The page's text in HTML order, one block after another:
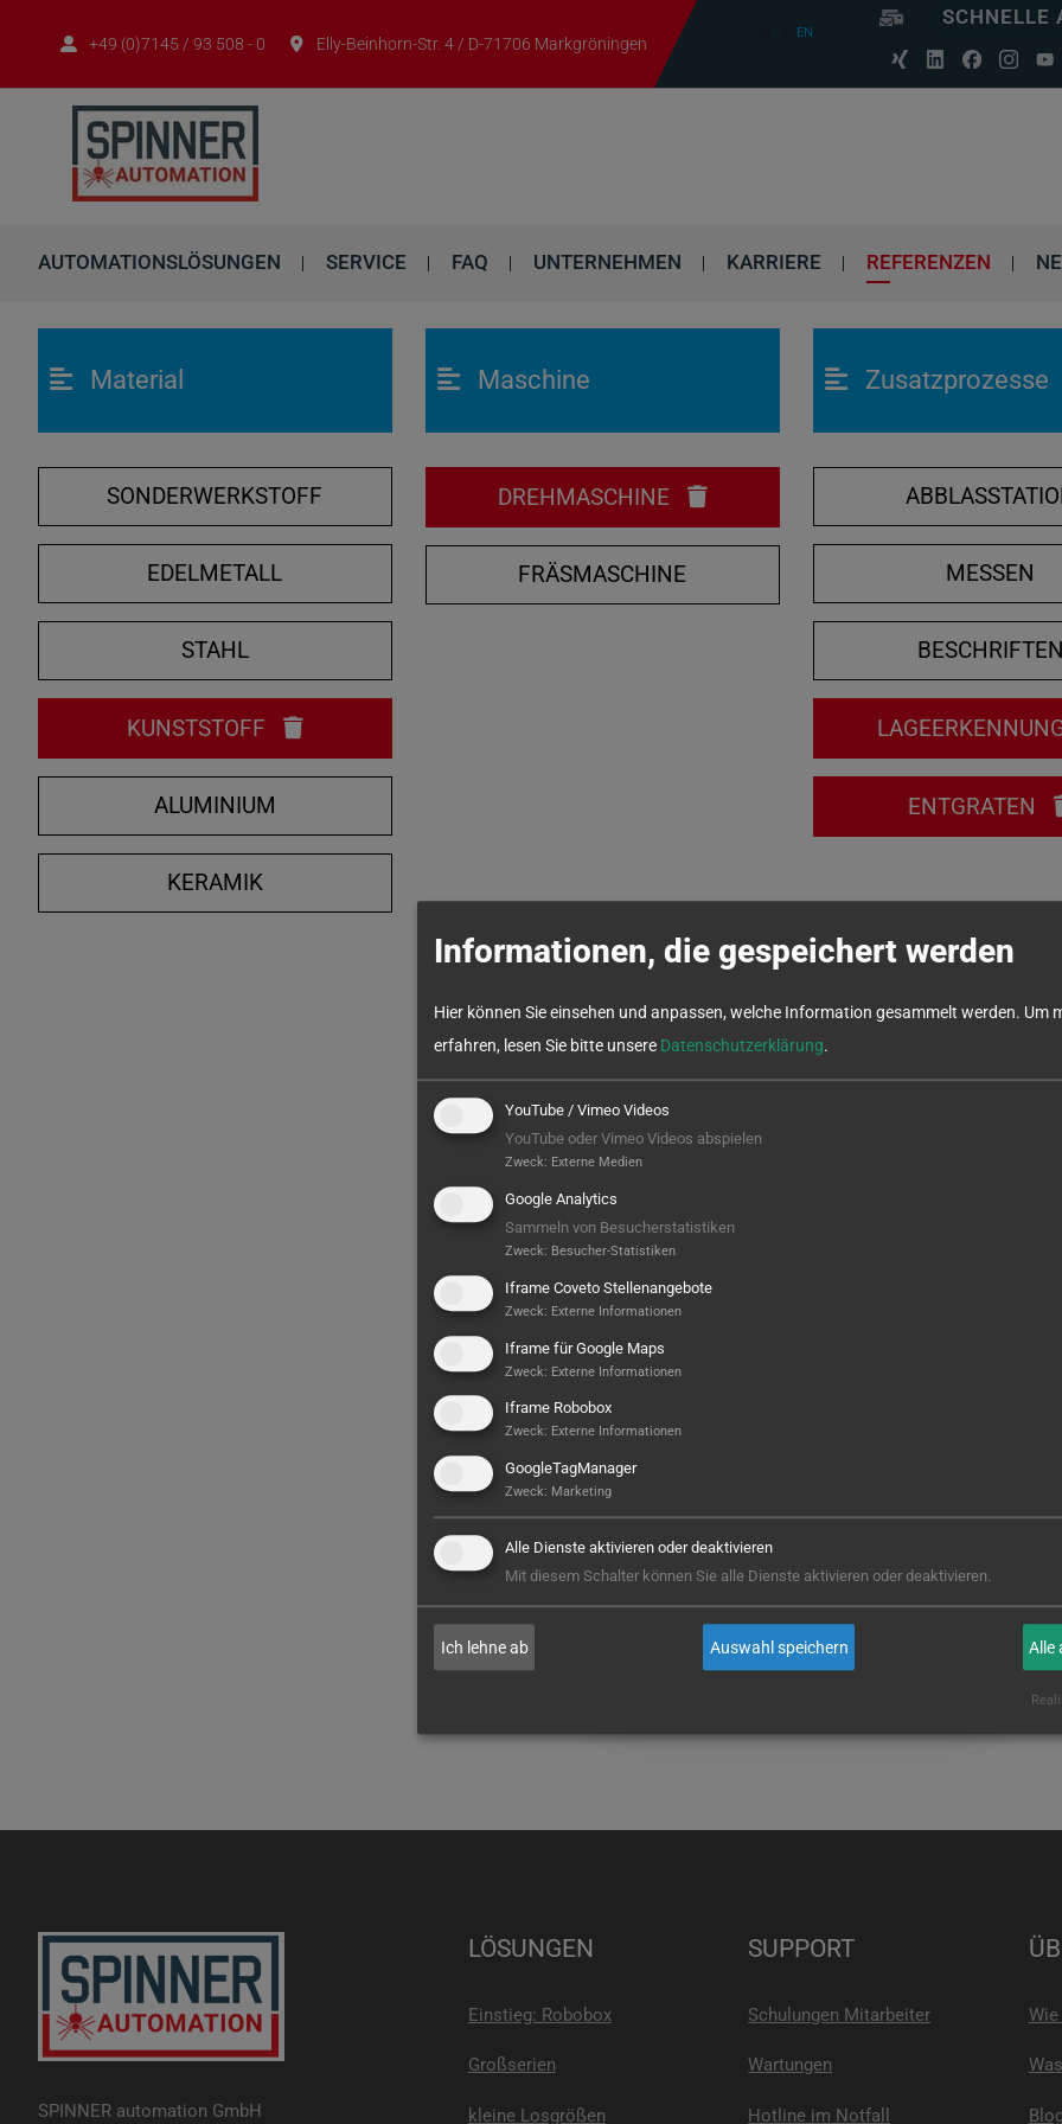
+49 (0)7145 / 93 508 - 0 Elly-Beinhorn-Str. 4 / D-71706 Markgröningen
EN
SCHNELLE
AUTOMATIONSLÖSUNGEN SERVICE FAQ UNTERNEHMEN KARRIERE REFERENZEN
Material
SONDERWERKSTOFF
EDELMETALL
STAHL
KUNSTSTOFF
ALUMINIUM
KERAMIK
Maschine
DREHMASCHINE
FRÄSMASCHINE
Zusatzprozesse
MESSEN
BESCHRIFTEN
ENTGRATEN
Hier ist noch was frei...
hinterlegt – aber wer weiß, vielleicht
steht hier bald Ihres? Wir sind bereit,
E-MAIL
SPINNER automation GmbH
LÖSUNGEN
Einstieg: Robobox
Großserien
kleine Losgrößen
SUPPORT
Schulungen Mitarbeiter
Wartungen
Hotline im Notfall
Informationen, die gespeichert werden
Hier können Sie einsehen und anpassen, welche Information gesammelt werden. Um
erfahren, lesen Sie bitte unsere Datenschutzerklärung.
YouTube / Vimeo Videos
YouTube oder Vimeo Videos abspielen
Zweck: Externe Medien
Google Analytics
Sammeln von Besucherstatistiken
Zweck: Besucher-Statistiken
Iframe Coveto Stellenangebote
Zweck: Externe Informationen
Iframe für Google Maps
Zweck: Externe Informationen
Iframe Robobox
Zweck: Externe Informationen
GoogleTagManager
Zweck: Marketing
Alle Dienste aktivieren oder deaktivieren
Mit diesem Schalter können Sie alle Dienste aktivieren oder deaktivieren.
Ich lehne ab Auswahl speichern Alle